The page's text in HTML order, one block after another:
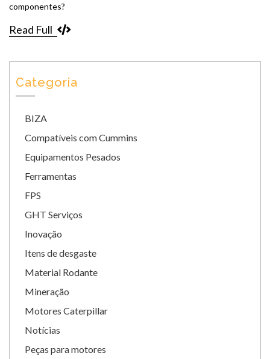
componentes?
Read Full
Categoria
BIZA
Compatíveis com Cummins
Equipamentos Pesados
Ferramentas
FPS
GHT Serviços
Inovação
Itens de desgaste
Material Rodante
Mineração
Motores Caterpillar
Notícias
Peças para motores